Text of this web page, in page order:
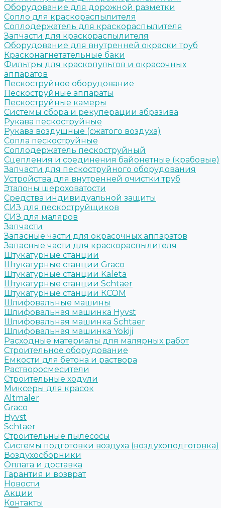
Оборудование для дорожной разметки
Сопло для краскораспылителя
Соплодержатель для краскораспылителя
Запчасти для краскораспылителя
Оборудование для внутренней окраски труб
Красконагнетательные баки
Фильтры для краскопультов и окрасочных
аппаратов
Пескоструйное оборудование
Пескоструйные аппараты
Пескоструйные камеры
Системы сбора и рекуперации абразива
Рукава пескоструйные
Рукава воздушные (сжатого воздуха)
Сопла пескоструйные
Соплодержатель пескоструйный
Сцепления и соединения байонетные (крабовые)
Запчасти для пескоструйного оборудования
Устройства для внутренней очистки труб
Эталоны шероховатости
Средства индивидуальной защиты
СИЗ для пескоструйщиков
СИЗ для маляров
Запчасти
Запасные части для окрасочных аппаратов
Запасные части для краскораспылителя
Штукатурные станции
Штукатурные станции Graco
Штукатурные станции Kaleta
Штукатурные станции Schtaer
Штукатурные станции КСОМ
Шлифовальные машины
Шлифовальная машинка Hyvst
Шлифовальная машинка Schtaer
Шлифовальная машинка Yokiji
Расходные материалы для малярных работ
Строительное оборудование
Емкости для бетона и раствора
Растворосмесители
Строительные ходули
Миксеры для красок
Altmaler
Graco
Hyvst
Schtaer
Строительные пылесосы
Системы подготовки воздуха (воздухоподготовка)
Воздухосборники
Оплата и доставка
Гарантия и возврат
Новости
Акции
Контакты